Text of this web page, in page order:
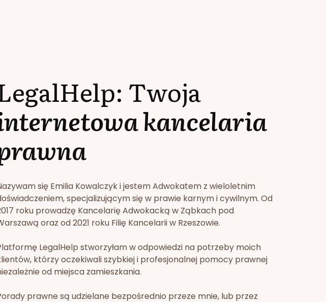
Twoja
kancelaria
się Emilia Kowalczyk i jestem Adwokatem z wieloletnim
specjalizującym się w prawie karnym i cywilnym. Od
roku prowadzę Kancelarię Adwokacką w Ząbkach pod
oraz od 2021 roku Filię Kancelarii w Rzeszowie.
LegalHelp stworzyłam w odpowiedzi na potrzeby moich
którzy oczekiwali szybkiej i profesjonalnej pomocy prawnej
od miejsca zamieszkania.
prawne są udzielane bezpośrednio przeze mnie, lub przez